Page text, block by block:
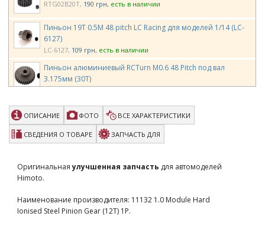
RTG02B20T 190 грн есть в наличии
Пиньон 19T 0.5M 48 pitch LC Racing для моделей 1/14 (LC-
6127)
LC-6127 109 грн есть в наличии
Пиньон алюминиевый RCTurn M0.6 48 Pitch под вал
3.175мм (30T)
RTG01C30T 175 грн есть в наличии
Пиньон алюминиевый RCTurn M0.8 32 Pitch под вал
3.175мм (16T)
175 грн
Team Magic M1.0 20T Pinion Gear for 5mm Shaft
Team Magic M1.0 21T Pinion Gear for 5mm Shaft
ОПИСАНИЕ ФОТО ВСЕ ХАРАКТЕРИСТИКИ
СВЕДЕНИЯ О ТОВАРЕ ЗАПЧАСТЬ ДЛЯ
Оригинальнаяулучшенная запчасть для автомоделей
Himoto.
Наименование производителя: 11132 1.0 Module Hard
Ionised Steel Pinion Gear (12T) 1P.